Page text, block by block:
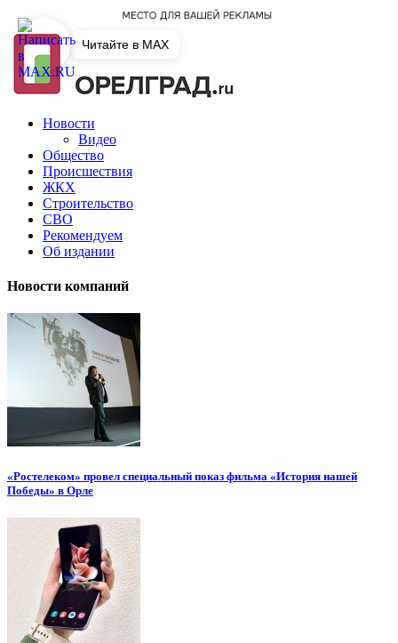
Новости
Видео
Общество
Происшествия
ЖКХ
Строительство
СВО
Рекомендуем
Об издании
Новости компаний
«Ростелеком» провел специальный показ фильма «История нашей
Победы» в Орле
Читайте в MAX